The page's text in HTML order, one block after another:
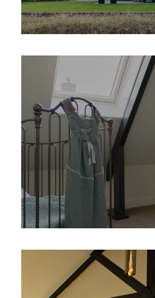
VERBOUWING
Renovatie